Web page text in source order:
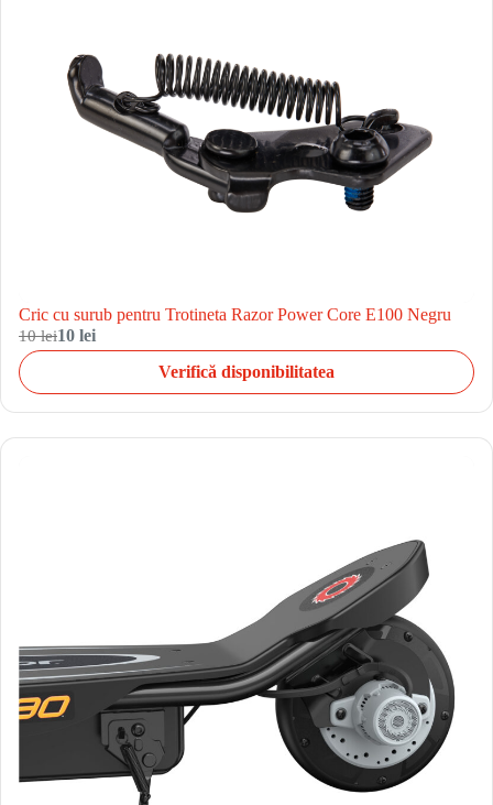
Cric cu surub pentru Trotineta Razor Power Core E100 Negru
10 lei10 lei
Verifică disponibilitatea